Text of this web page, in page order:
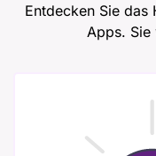
Entdecken Sie
Apps. Sie